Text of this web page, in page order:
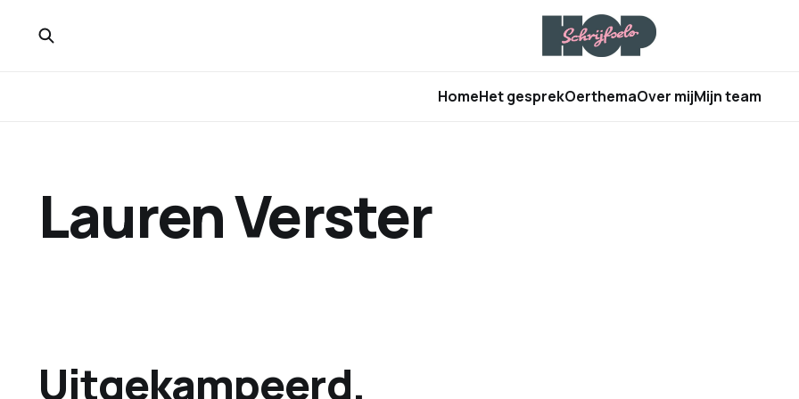
HomeHet gesprekOerthemaOver mijMijn team
Lauren Verster
Uitgekampeerd.